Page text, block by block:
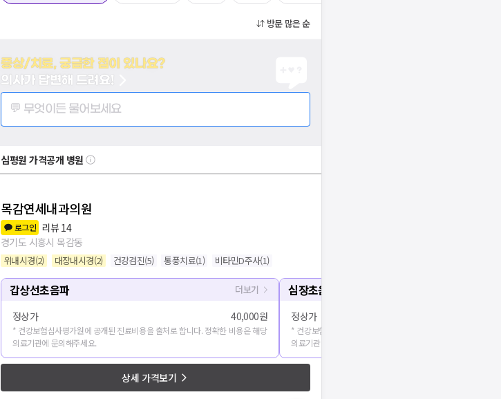
방문 많은 순
증상/치료, 궁금한 점이 있나요?
의사가 답변해 드려요!
💬 무엇이든 물어보세요
심평원 가격공개 병원
목감연세내과의원
로그인 리뷰 14
경기도 시흥시 목감동
위내시경(2) 대장내시경(2) 건강검진(5) 통풍치료(1) 비타민D주사(1)
갑상선초음파 더보기
정상가 40,000원
* 건강보험심사평가원에 공개된 진료비용을 출처로 합니다. 정확한 비용은 해당
의료기관에 문의해주세요.
심장초음파
정상가
* 건강보험심사평가원에 공개된 진료비용을 출처로 합니다. 정확
의료기관에 문의해주세요.
상세 가격보기